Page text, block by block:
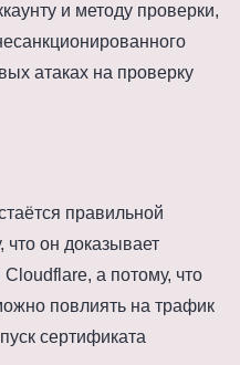
и методу проверки,
атаках на проверку
правильной
что он доказывает
а потому, что
повлиять на трафик
сертификата